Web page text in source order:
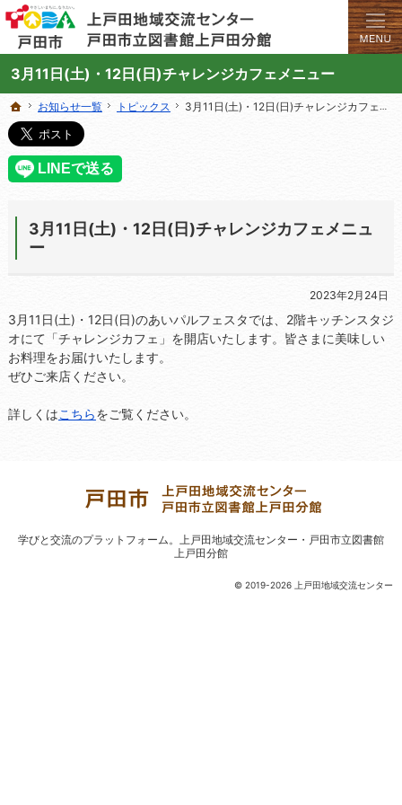
3月11日(土)・12日(日)チャレンジカフェメニュー
学びと交流のプラットフォーム。地域の講座や施設をご案内しています。
上戸田地域交流センターや戸田市立図書館上戸田分館の総合案内サイト
ホーム
お知らせ一覧 トピックス 3月11日(土)・12日(日)チャレンジカフェメニュー
3月11日(土)・12日(日)チャレンジカフェメニュ
ー
2023年2月24日
3月11日(土)・12日(日)のあいパルフェスタでは、2階キッチンスタジ
オにて「チャレンジカフェ」を開店いたします。皆さまに美味しい
お料理をお届けいたします。
ぜひご来店ください。
詳しくはこちらをご覧ください。
ホーム
お知らせ一覧 トピックス 3月11日(土)・12日(日)チャレンジカフェメニュー
© 2019-2026 上戸田地域交流センター
学びと交流のプラットフォーム。
上戸田地域交流センター・戸田市立図書館
上戸田分館